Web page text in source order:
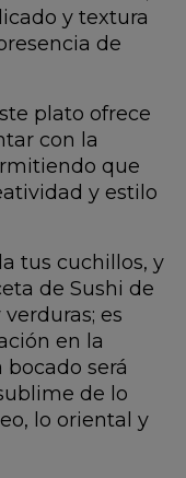
y textura
de
plato ofrece
con la
que
y estilo
tus cuchillos, y
de Sushi de
es
en la
será
de lo
lo oriental y